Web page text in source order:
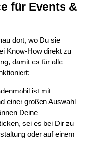
für Events &
dort, wo Du sie
Know-How direkt zu
damit es für alle
ist mit
einer großen Auswahl
Deine
sei es bei Dir zu
oder auf einem